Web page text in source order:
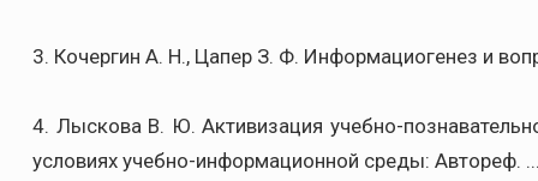
3. Кочергин А. Н., Цапер З. Ф. Информациогенез и
4. Лыскова В. Ю. Активизация учебно-
условиях учебно-информационной среды: Автореф.